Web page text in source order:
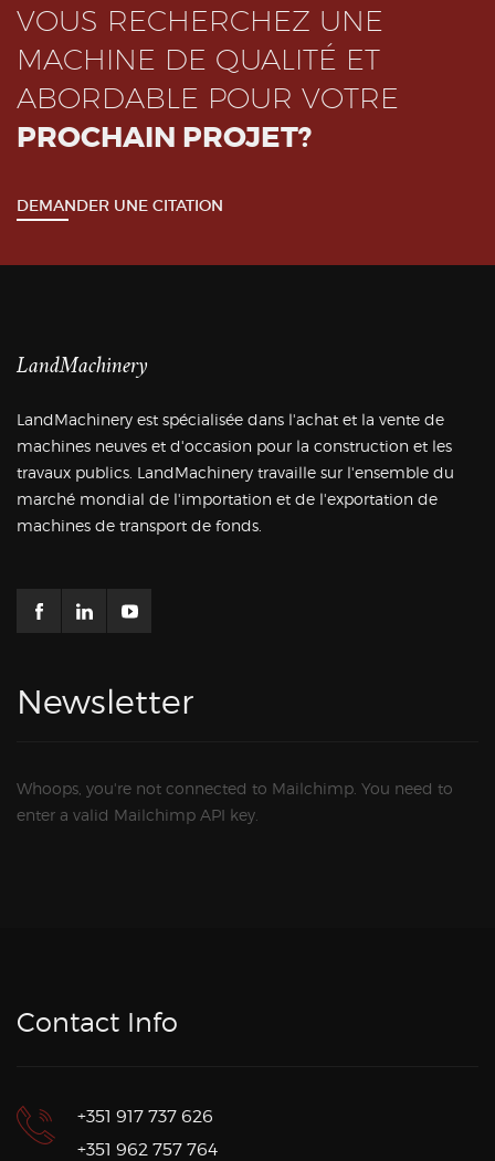
VOUS RECHERCHEZ UNE
MACHINE DE QUALITÉ ET
ABORDABLE POUR VOTRE
PROCHAIN PROJET?
DEMANDER UNE CITATION
LandMachinery
LandMachinery est spécialisée dans l'achat et la vente de
machines neuves et d'occasion pour la construction et les
travaux publics. LandMachinery travaille sur l'ensemble du
marché mondial de l'importation et de l'exportation de
machines de transport de fonds.
Newsletter
Whoops, you're not connected to Mailchimp. You need to
enter a valid Mailchimp API key.
Contact Info
+351 917 737 626
+351 962 757 764